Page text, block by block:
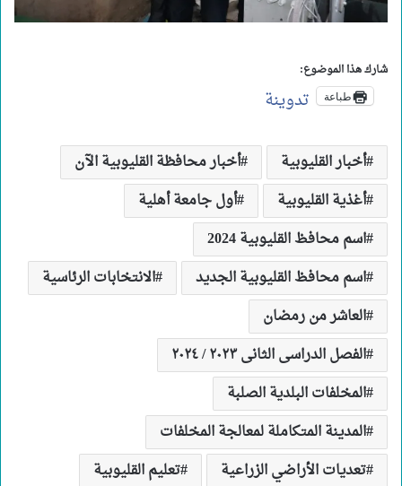
شارك هذا الموضوع:
طباعة تدوينة
أخبار القليوبية
أخبار محافظة القليوبية الآن
أغذية القليوبية
أول جامعة أهلية
اسم محافظ القليوبية 2024
اسم محافظ القليوبية الجديد
الانتخابات الرئاسية
العاشر من رمضان
الفصل الدراسى الثانى ٢٠٢٣ / ٢٠٢٤
المخلفات البلدية الصلبة
المدينة المتكاملة لمعالجة المخلفات
تعديات الأراضي الزراعية
تعليم القليوبية